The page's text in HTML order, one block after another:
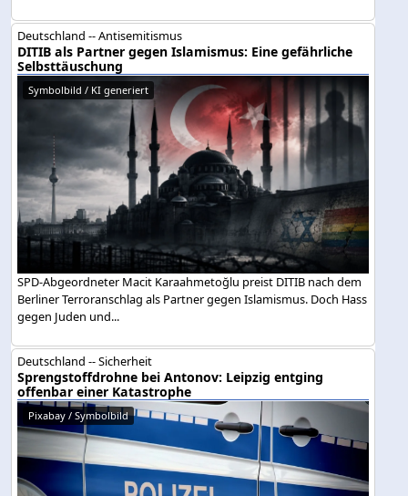
Deutschland -- Antisemitismus
DITIB als Partner gegen Islamismus: Eine gefährliche
Selbsttäuschung
Symbolbild / KI generiert
SPD-Abgeordneter Macit Karaahmetoğlu preist DITIB nach dem
Berliner Terroranschlag als Partner gegen Islamismus. Doch Hass
gegen Juden und...
Deutschland -- Sicherheit
Sprengstoffdrohne bei Antonov: Leipzig entging
offenbar einer Katastrophe
Pixabay / Symbolbild